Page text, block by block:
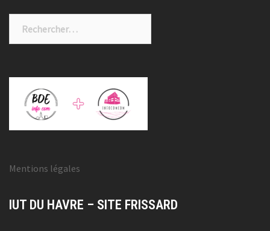
Mentions légales
IUT DU HAVRE – SITE FRISSARD